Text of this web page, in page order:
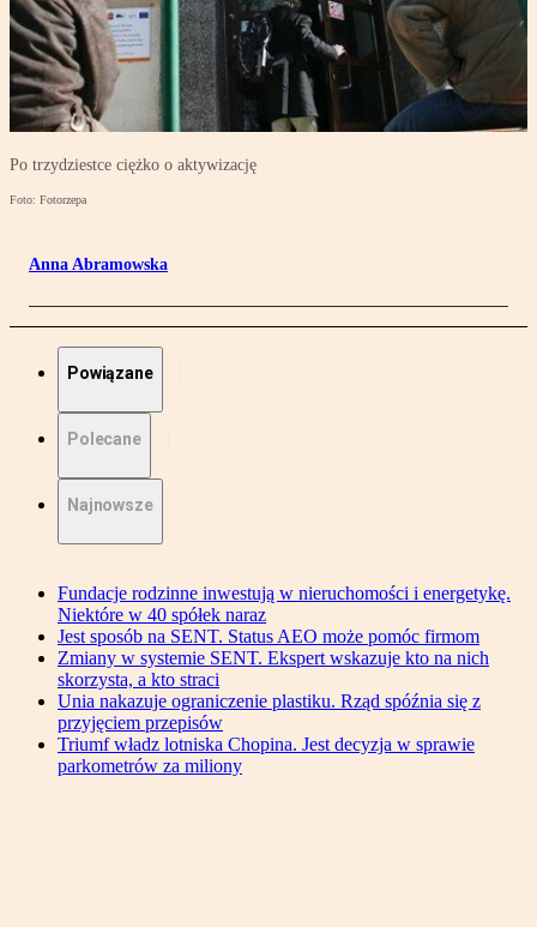
Po trzydziestce ciężko o aktywizację
Foto: Fotorzepa
Anna Abramowska
Powiązane
Polecane
Najnowsze
Fundacje rodzinne inwestują w nieruchomości i energetykę.
Niektóre w 40 spółek naraz
Jest sposób na SENT. Status AEO może pomóc firmom
Zmiany w systemie SENT. Ekspert wskazuje kto na nich
skorzysta, a kto straci
Unia nakazuje ograniczenie plastiku. Rząd spóźnia się z
przyjęciem przepisów
Triumf władz lotniska Chopina. Jest decyzja w sprawie
parkometrów za miliony